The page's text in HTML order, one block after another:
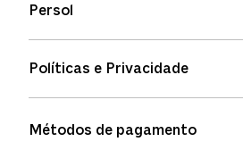
Status de pedidos
Política de garantia
FAQs
Persol
Políticas e Privacidade
Política de devolução
Métodos de pagamento